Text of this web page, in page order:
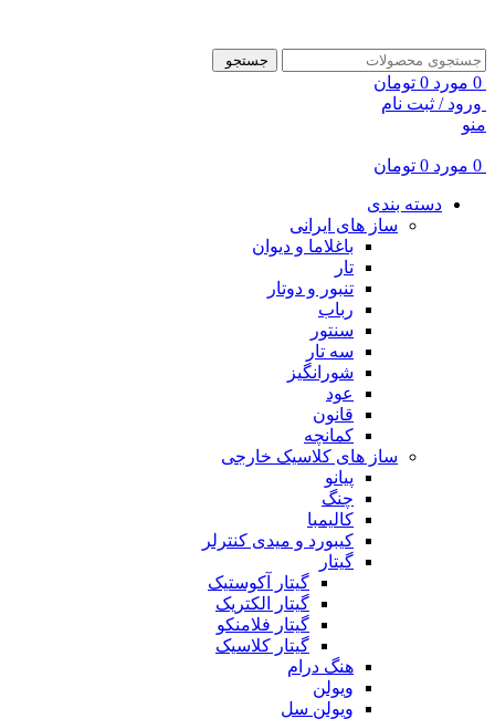
جستجو
0 مورد 0 تومان
ورود / ثبت نام
منو
0 مورد 0 تومان
دسته بندی
ساز های ایرانی
باغلاما و دیوان
تار
تنبور و دوتار
رباب
سنتور
سه تار
شورانگیز
عود
قانون
کمانچه
ساز های کلاسیک خارجی
پیانو
چنگ
کالیمبا
کیبورد و میدی کنترلر
گیتار
گیتار آکوستیک
گیتار الکتریک
گیتار فلامنکو
گیتار کلاسیک
هنگ درام
ویولن
ویولن سل